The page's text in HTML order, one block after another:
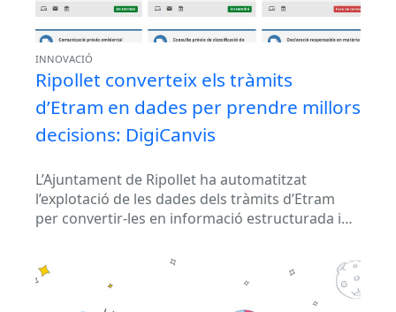
INNOVACIÓ
Ripollet converteix els tràmits
d’Etram en dades per prendre millors
decisions: DigiCanvis
L’Ajuntament de Ripollet ha automatitzat
l’explotació de les dades dels tràmits d’Etram
per convertir-les en informació estructurada i